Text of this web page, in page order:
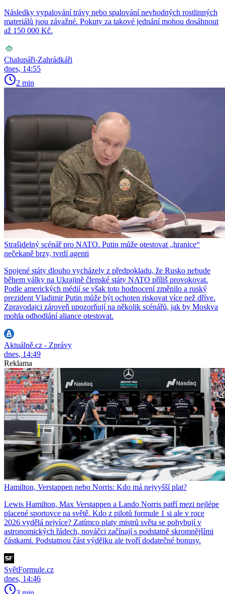
Následky vypalování trávy nebo spalování nevhodných rostlinných
materiálů jsou závažné. Pokuty za takové jednání mohou dosáhnout
až 150 000 Kč.
Chalupáři-Zahrádkáři
dnes, 14:55
2 min
Strašidelný scénář pro NATO. Putin může otestovat „hranice“
nečekaně brzy, tvrdí agenti
Spojené státy dlouho vycházely z předpokladu, že Rusko nebude
během války na Ukrajině členské státy NATO příliš provokovat.
Podle amerických médií se však toto hodnocení změnilo a ruský
prezident Vladimir Putin může být ochoten riskovat více než dříve.
Zpravodajci zároveň upozorňují na několik scénářů, jak by Moskva
mohla odhodlání aliance otestovat.
Aktuálně.cz - Zprávy
dnes, 14:49
Reklama
Hamilton, Verstappen nebo Norris: Kdo má nejvyšší plat?
Lewis Hamilton, Max Verstappen a Lando Norris patří mezi nejlépe
placené sportovce na světě. Kdo z pilotů formule 1 si ale v roce
2026 vydělá nejvíce? Zatímco platy mistrů světa se pohybují v
astronomických řádech, nováčci začínají s podstatně skromnějšími
částkami. Podstatnou část výdělku ale tvoří dodatečné bonusy.
SvětFormule.cz
dnes, 14:46